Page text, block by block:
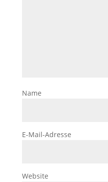
Name
E-Mail-Adresse
Website